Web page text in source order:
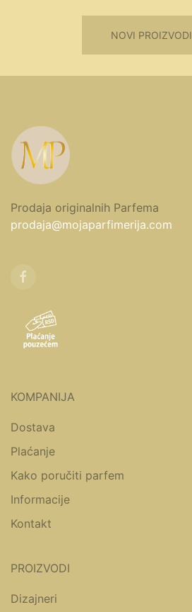
NOVI PROIZVODI
Prodaja originalnih Parfema
prodaja@mojaparfimerija.com
KOMPANIJA
Dostava
Plaćanje
Kako poručiti parfem
Informacije
Kontakt
PROIZVODI
Dizajneri